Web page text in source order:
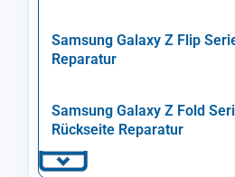
Samsung Galaxy Z Flip
Reparatur
Samsung Galaxy Z Fold
Rückseite Reparatur